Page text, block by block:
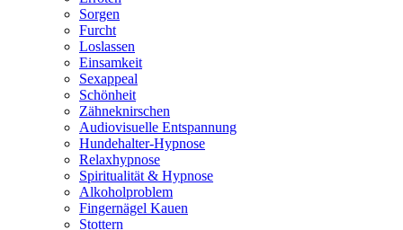
Sorgen
Furcht
Loslassen
Einsamkeit
Sexappeal
Schönheit
Zähneknirschen
Audiovisuelle Entspannung
Hundehalter-Hypnose
Relaxhypnose
Spiritualität & Hypnose
Alkoholproblem
Fingernägel Kauen
Stottern